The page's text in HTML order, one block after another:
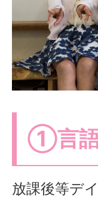
①言語
放課後等デ